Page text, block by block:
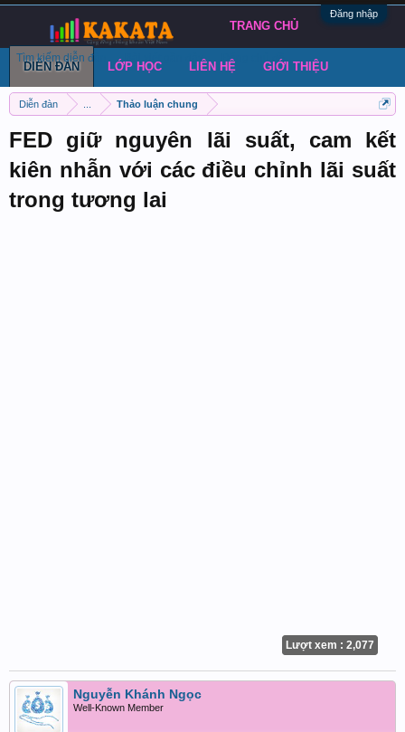
Đăng nhập
Diễn đàn Thảo luận chung
FED giữ nguyên lãi suất, cam kết
kiên nhẫn với các điều chỉnh lãi suất
trong tương lai
Lượt xem : 2,077
Nguyễn Khánh Ngọc
Well-Known Member
TRANG CHỦ
DIỄN ĐÀN
Tìm kiếm diễn đàn Bài viết gần đây Đăng chủ đề
LỚP HỌC LIÊN HỆ GIỚI THIỆU